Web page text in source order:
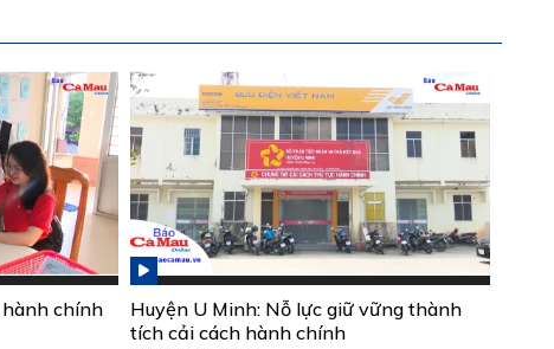
chính
Huyện U Minh: Nỗ lực giữ vững thành
tích cải cách hành chính